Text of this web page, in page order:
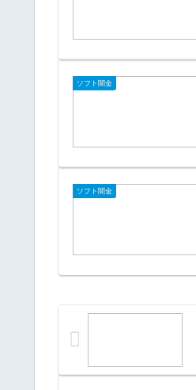
ソフト闇金
ソフト闇金